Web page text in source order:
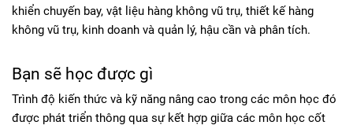
khiển chuyến bay, vật liệu hàng không vũ trụ, thiết kế hàng
không vũ trụ, kinh doanh và quản lý, hậu cần và phân tích.
Bạn sẽ học được gì
Trình độ kiến thức và kỹ năng nâng cao trong các môn học đó
được phát triển thông qua sự kết hợp giữa các môn học cốt